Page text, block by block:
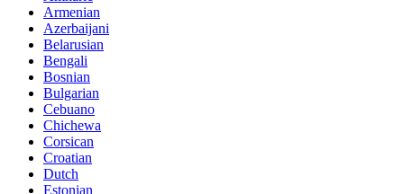
Armenian
Azerbaijani
Belarusian
Bengali
Bosnian
Bulgarian
Cebuano
Chichewa
Corsican
Croatian
Dutch
Estonian